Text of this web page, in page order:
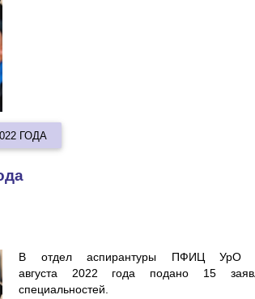
ГОДА
В отдел аспирантуры ПФИЦ
августа 2022 года подано 15
специальностей.